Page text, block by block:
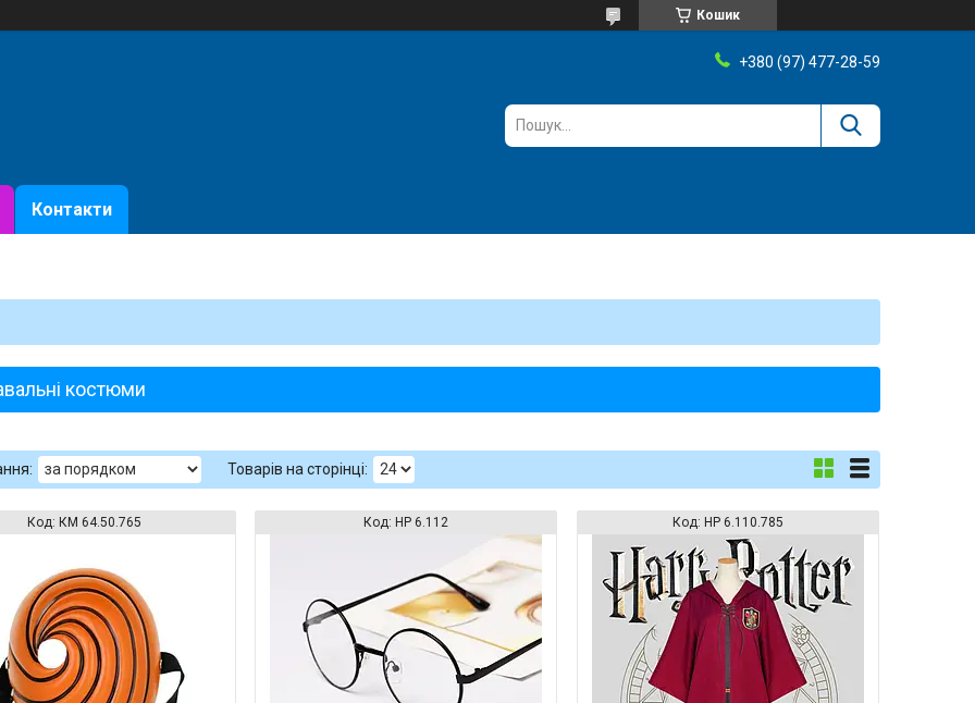
Кошик
+380 (97) 477-28-59
Контакти
костюми
КМ 64.50.765 HP 6.112 HP 6.110.785